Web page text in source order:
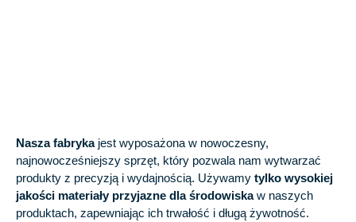
Nasza fabrykajest wyposażona w nowoczesny,
najnowocześniejszy sprzęt, który pozwala nam wytwarzać
produkty z precyzją i wydajnością. Używamy tylko wysokiej
jakości materiały przyjazne dla środowiskaw naszych
produktach, zapewniając ich trwałość i długą żywotność.